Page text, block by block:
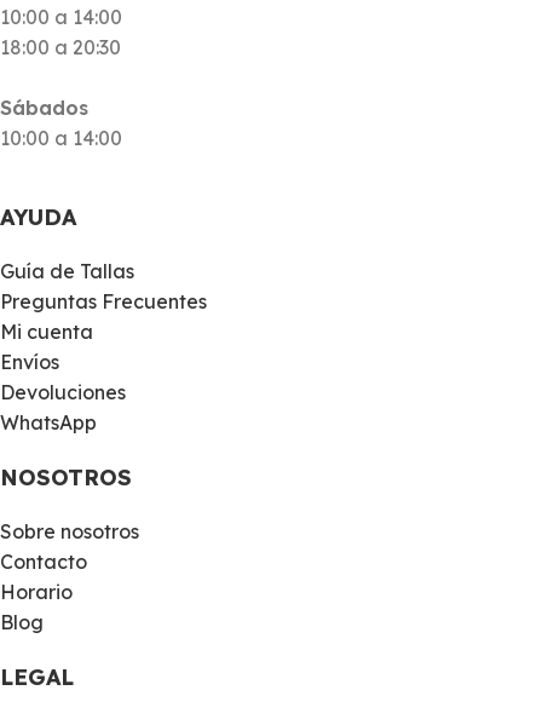
10:00 a 14:00
18:00 a 20:30
Sábados
10:00 a 14:00
AYUDA
Guía de Tallas
Preguntas Frecuentes
Mi cuenta
Envíos
Devoluciones
WhatsApp
NOSOTROS
Sobre nosotros
Contacto
Horario
Blog
LEGAL